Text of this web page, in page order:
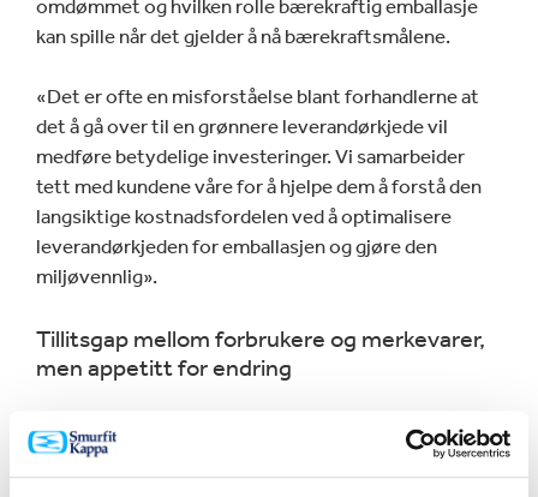
omdømmet og hvilken rolle bærekraftig emballasje
kan spille når det gjelder å nå bærekraftsmålene.
«Det er ofte en misforståelse blant forhandlerne at
det å gå over til en grønnere leverandørkjede vil
medføre betydelige investeringer. Vi samarbeider
tett med kundene våre for å hjelpe dem å forstå den
langsiktige kostnadsfordelen ved å optimalisere
leverandørkjeden for emballasjen og gjøre den
miljøvennlig».
Tillitsgap mellom forbrukere og merkevarer,
men appetitt for endring
Rapporten
trekker også frem muligheten som
merkevarer og selskaper har til å bygge tillit hos